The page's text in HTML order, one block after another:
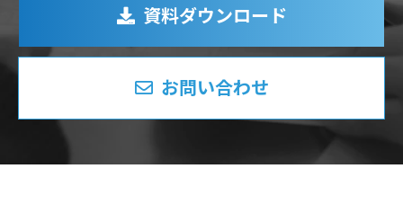
資料ダウンロード
お問い合わせ